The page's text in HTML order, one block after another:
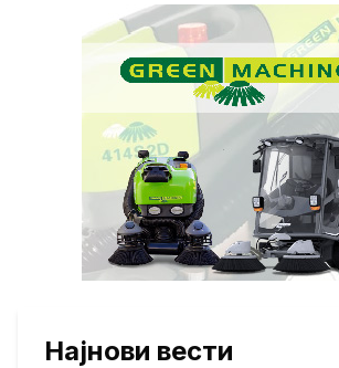
Најнови вести